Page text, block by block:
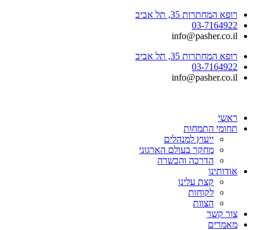
רופא המחתרות 35, תל אביב
03-7164922
info@pasher.co.il
רופא המחתרות 35, תל אביב
03-7164922
info@pasher.co.il
ראשי
תחומי התמחות
ייעוץ למנהלים
מחקר בעולם הארגוני
הדרכה והכשרה
אודותינו
קצת עלינו
לקוחות
הצוות
צור קשר
מאמרים